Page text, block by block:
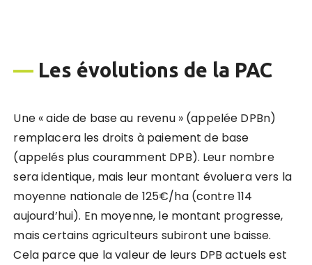
— Les évolutions de la PAC
Une « aide de base au revenu » (appelée DPBn)
remplacera les droits à paiement de base
(appelés plus couramment DPB). Leur nombre
sera identique, mais leur montant évoluera vers la
moyenne nationale de 125€/ha (contre 114
aujourd’hui). En moyenne, le montant progresse,
mais certains agriculteurs subiront une baisse.
Cela parce que la valeur de leurs DPB actuels est